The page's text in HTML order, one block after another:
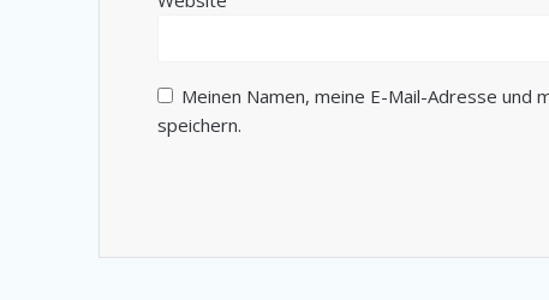
Meinen Namen, meine E-Mail-Adresse
speichern.